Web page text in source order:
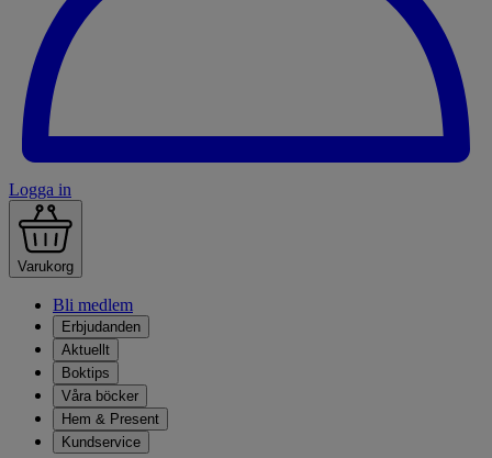
Logga in
Varukorg
Bli medlem
Erbjudanden
Aktuellt
Boktips
Våra böcker
Hem & Present
Kundservice